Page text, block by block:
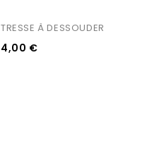
TRESSE À DESSOUDER
4,00 €